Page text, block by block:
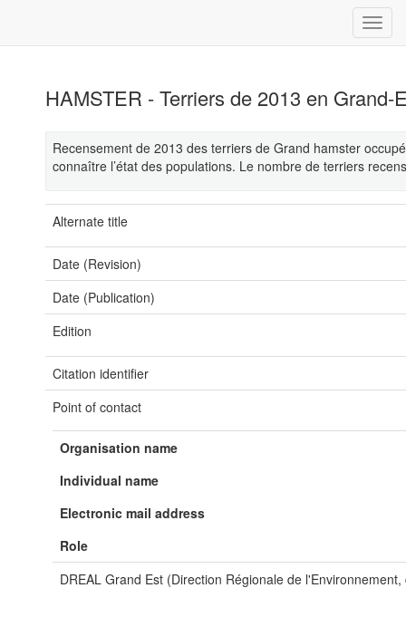
HAMSTER - Terriers de 2013 en Grand-
Recensement de 2013 des terriers de Grand hamster
connaître l’état des populations. Le nombre de terriers
Alternate title
Date (Revision)
Date (Publication)
Edition
Citation identifier
Point of contact
Organisation name
Individual name
Electronic mail address
Role
DREAL Grand Est (Direction Régionale de